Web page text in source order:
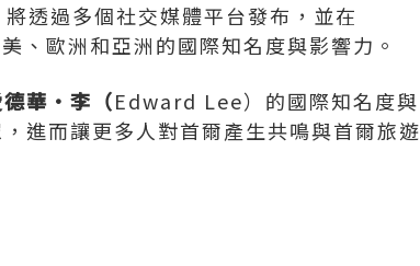
透過多個社交媒體平台發布，並在
、歐洲和亞洲的國際知名度與影響力。
華 • 李（Edward Lee）的國際知名度與
進而讓更多人對首爾產生共鳴與首爾旅遊